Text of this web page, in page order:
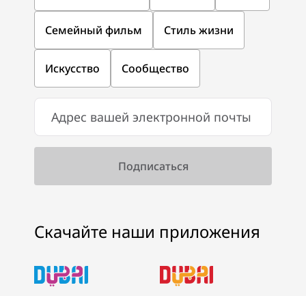
Семейный фильм Стиль жизни
Искусство Сообщество
Скачайте наши приложения